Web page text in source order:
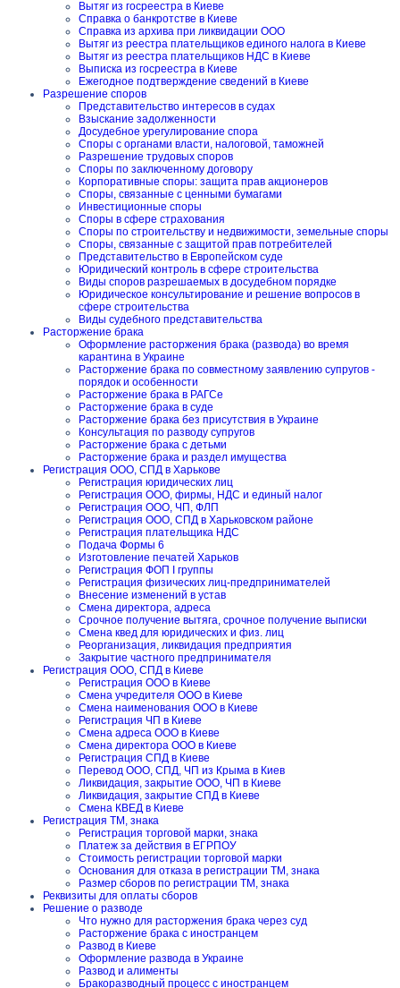
Вытяг из госреестра в Киеве
Справка о банкротстве в Киеве
Справка из архива при ликвидации ООО
Вытяг из реестра плательщиков единого налога в Киеве
Вытяг из реестра плательщиков НДС в Киеве
Выписка из госреестра в Киеве
Ежегодное подтверждение сведений в Киеве
Разрешение споров
Представительство интересов в судах
Взыскание задолженности
Досудебное урегулирование спора
Споры с органами власти, налоговой, таможней
Разрешение трудовых споров
Споры по заключенному договору
Корпоративные споры: защита прав акционеров
Споры, связанные с ценными бумагами
Инвестиционные споры
Споры в сфере страхования
Споры по строительству и недвижимости, земельные споры
Споры, связанные с защитой прав потребителей
Представительство в Европейском суде
Юридический контроль в сфере строительства
Виды споров разрешаемых в досудебном порядке
Юридическое консультирование и решение вопросов в
сфере строительства
Виды судебного представительства
Расторжение брака
Оформление расторжения брака (развода) во время
карантина в Украине
Расторжение брака по совместному заявлению супругов -
порядок и особенности
Расторжение брака в РАГСе
Расторжение брака в суде
Расторжение брака без присутствия в Украине
Консультация по разводу супругов
Расторжение брака с детьми
Расторжение брака и раздел имущества
Регистрация ООО, СПД в Харькове
Регистрация юридических лиц
Регистрация ООО, фирмы, НДС и единый налог
Регистрация ООО, ЧП, ФЛП
Регистрация ООО, СПД в Харьковском районе
Регистрация плательщика НДС
Подача Формы 6
Изготовление печатей Харьков
Регистрация ФОП I группы
Регистрация физических лиц-предпринимателей
Внесение изменений в устав
Смена директора, адреса
Срочное получение вытяга, срочное получение выписки
Смена квед для юридических и физ. лиц
Реорганизация, ликвидация предприятия
Закрытие частного предпринимателя
Регистрация ООО, СПД в Киеве
Регистрация ООО в Киеве
Смена учредителя ООО в Киеве
Смена наименования ООО в Киеве
Регистрация ЧП в Киеве
Смена адреса ООО в Киеве
Смена директора ООО в Киеве
Регистрация СПД в Киеве
Перевод ООО, СПД, ЧП из Крыма в Киев
Ликвидация, закрытие ООО, ЧП в Киеве
Ликвидация, закрытие СПД в Киеве
Смена КВЕД в Киеве
Регистрация ТМ, знака
Регистрация торговой марки, знака
Платеж за действия в ЕГРПОУ
Стоимость регистрации торговой марки
Основания для отказа в регистрации ТМ, знака
Размер сборов по регистрации ТМ, знака
Реквизиты для оплаты сборов
Решение о разводе
Что нужно для расторжения брака через суд
Расторжение брака с иностранцем
Развод в Киеве
Оформление развода в Украине
Развод и алименты
Бракоразводный процесс с иностранцем